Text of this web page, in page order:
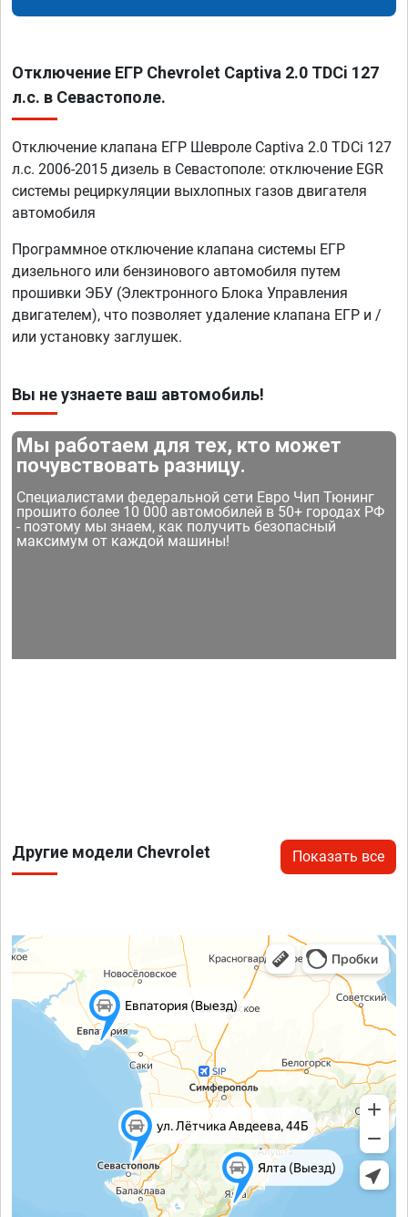
Отключение ЕГР Chevrolet Captiva 2.0 TDCi 127
л.с. в Севастополе.
Отключение клапана ЕГР Шевроле Captiva 2.0 TDCi 127
л.с. 2006-2015 дизель в Севастополе: отключение EGR
системы рециркуляции выхлопных газов двигателя
автомобиля
Программное отключение клапана системы ЕГР
дизельного или бензинового автомобиля путем
прошивки ЭБУ (Электронного Блока Управления
двигателем), что позволяет удаление клапана ЕГР и /
или установку заглушек.
Вы не узнаете ваш автомобиль!
Мы работаем для тех, кто может
почувствовать разницу.
Специалистами федеральной сети Евро Чип Тюнинг
прошито более 10 000 автомобилей в 50+ городах РФ
- поэтому мы знаем, как получить безопасный
максимум от каждой машины!
Другие модели Chevrolet Показать все